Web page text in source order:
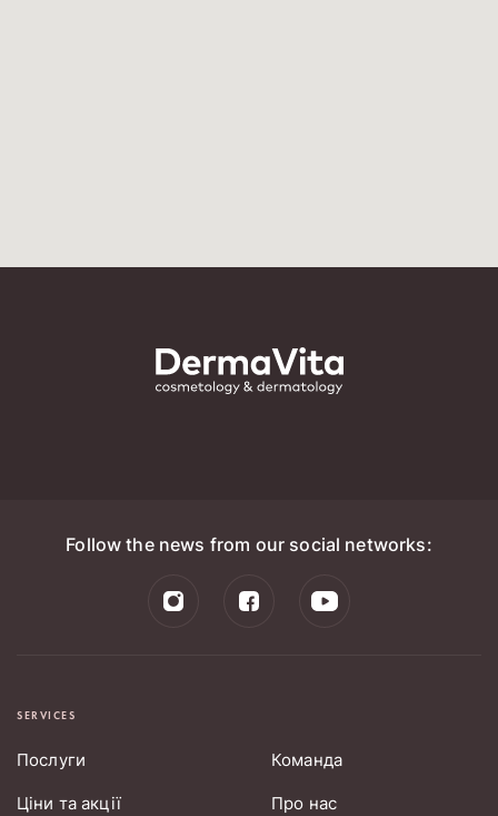
Follow the news from our social networks:
SERVICES
Послуги
Ціни та акції
Команда
Про нас